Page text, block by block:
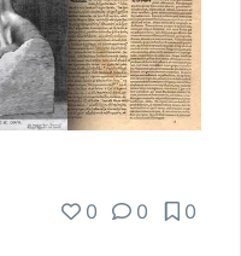
0 0 0